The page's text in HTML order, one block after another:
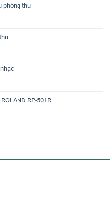
Yamaha
phòng thu
nhạc
thu
ROLAND RP-501R